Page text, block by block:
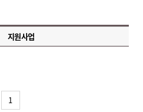
지원사업
1